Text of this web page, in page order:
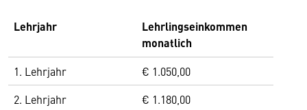
Lehrjahr
Lehrlingseinkommen
monatlich
1. Lehrjahr
€ 1.050,00
2. Lehrjahr
€ 1.180,00